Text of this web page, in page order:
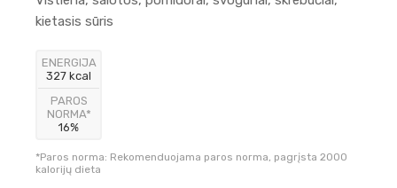
kietasis sūris
ENERGIJA
327 kcal
PAROS
NORMA*
16%
*Paros norma: Rekomenduojama paros norma, pagrįsta 2000
kalorijų dieta